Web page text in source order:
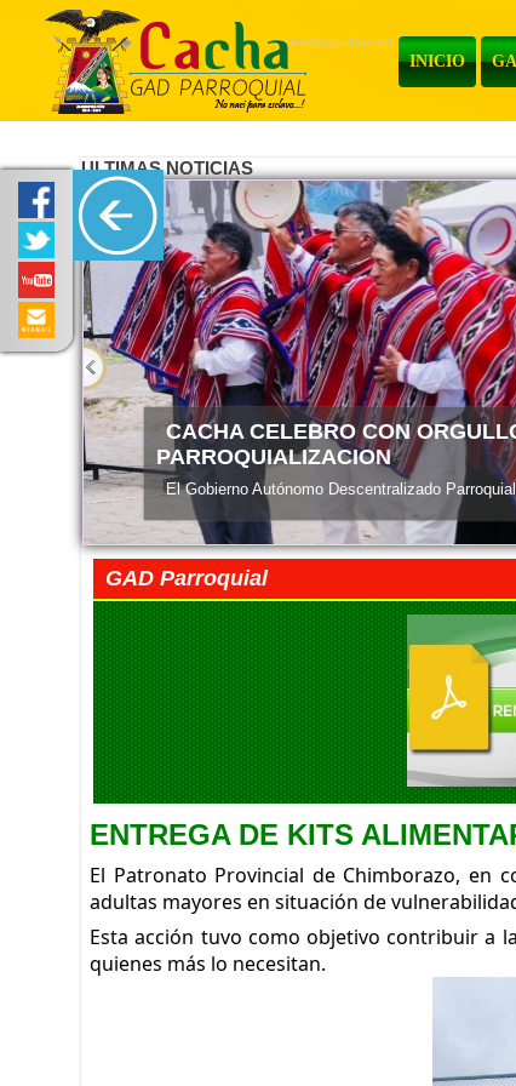
INICIO
ProCurbAppealConcrete
ULTIMAS NOTICIAS
ENTREGA DE MATERIALES
El Gobierno Autónomo Descentralizado
GAD Parroquial
ENTREGA DE KITS
El Patronato Provincial de Chimborazo, en
adultas mayores en situación de
Esta acción tuvo como objetivo contribuir a
quienes más lo necesitan.